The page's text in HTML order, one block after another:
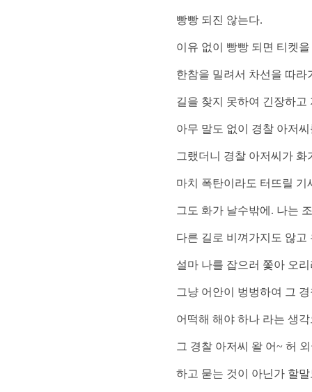
빵빵 되진 않는다.
이유 없이 빵빵 되면 티켓
한참을 밀려서 차선을 따
길을 찾지 못하여 긴장하
아무 말도 없이 경찰 아저
그랬더니 경찰 아저씨가
마치 폭탄이라도 터뜨릴 기
그도 화가 날수밖에 . 나는
다른 길로 비껴가지도 않
설마 나를 잡으러 쫓아 오
그냥 어안이 벙벙하여 그
어떡해 해야 하나 라는 생
그 경찰 아저씨 왈 어~ 허
하고 묻는 것이 아닌가 할